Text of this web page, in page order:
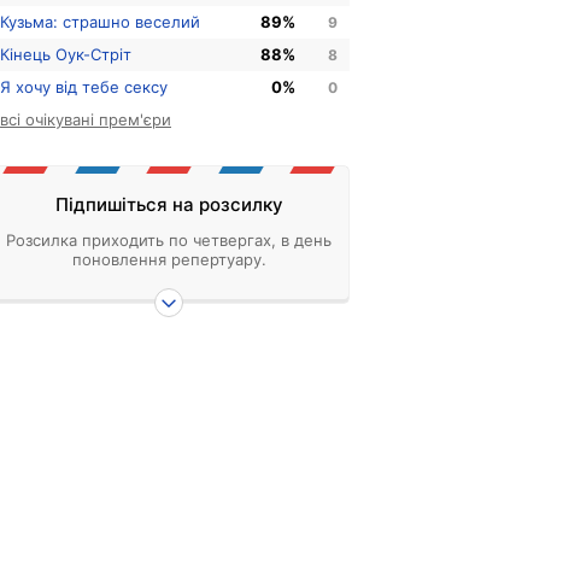
Кузьма: страшно веселий 89% 9
Кінець Оук-Стріт 88% 8
Я хочу від тебе сексу 0% 0
всі очікувані прем'єри
Підпишіться на розсилку
Розсилка приходить по четвергах, в день
поновлення репертуару.